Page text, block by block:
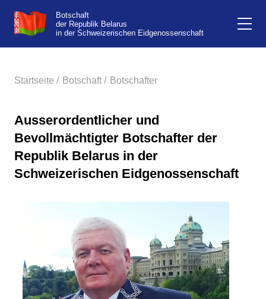
Botschaft
der Republik Belarus
in der Schweizerischen Eidgenossenschaft
Startseite / Botschaft / Botschafter
Ausserordentlicher und
Bevollmächtigter Botschafter der
Republik Belarus in der
Schweizerischen Eidgenossenschaft